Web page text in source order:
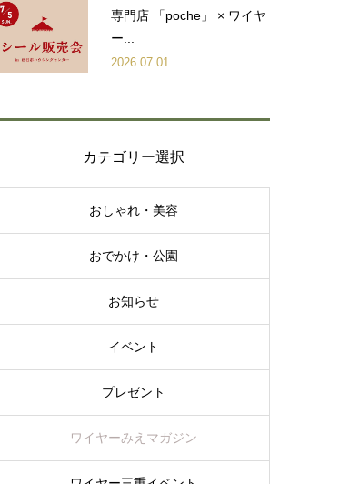
専門店 「poche」 × ワイヤ
ー...
2026.07.01
カテゴリー選択
おしゃれ・美容
おでかけ・公園
お知らせ
イベント
プレゼント
ワイヤーみえマガジン